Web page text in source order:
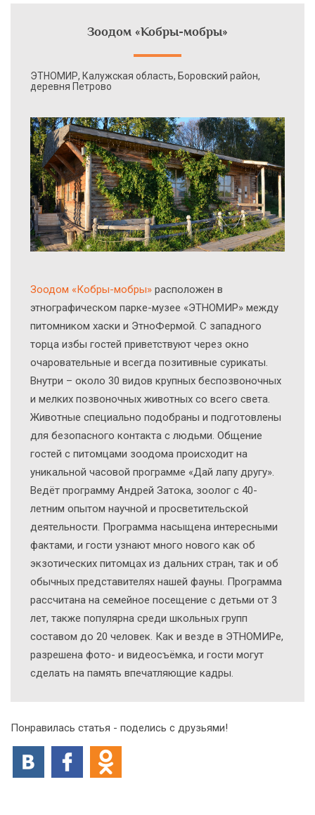
Зоодом «Кобры-мобры»
ЭТНОМИР, Калужская область, Боровский район,
деревня Петрово
Зоодом «Кобры-мобры» расположен в
этнографическом парке-музее «ЭТНОМИР» между
питомником хаски и ЭтноФермой. С западного
торца избы гостей приветствуют через окно
очаровательные и всегда позитивные сурикаты.
Внутри – около 30 видов крупных беспозвоночных
и мелких позвоночных животных со всего света.
Животные специально подобраны и подготовлены
для безопасного контакта с людьми. Общение
гостей с питомцами зоодома происходит на
уникальной часовой программе «Дай лапу другу».
Ведёт программу Андрей Затока, зоолог с 40-
летним опытом научной и просветительской
деятельности. Программа насыщена интересными
фактами, и гости узнают много нового как об
экзотических питомцах из дальних стран, так и об
обычных представителях нашей фауны. Программа
рассчитана на семейное посещение с детьми от 3
лет, также популярна среди школьных групп
составом до 20 человек. Как и везде в ЭТНОМИРе,
разрешена фото- и видеосъёмка, и гости могут
сделать на память впечатляющие кадры.
Понравилась статья - поделись с друзьями!